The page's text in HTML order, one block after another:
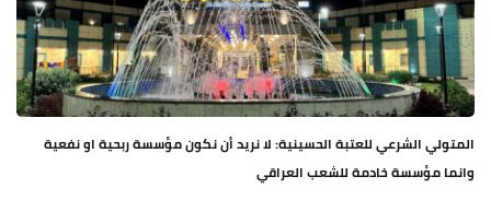
المتولي الشرعي للعتبة الحسينية: لا نريد أن نكون مؤسسة ربحية او نفعية
وانما مؤسسة خادمة للشعب العراقي